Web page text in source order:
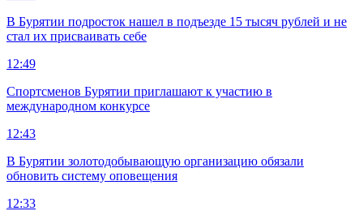
В Бурятии подросток нашел в подъезде 15 тысяч рублей и не
стал их присваивать себе
12:49
Спортсменов Бурятии приглашают к участию в
международном конкурсе
12:43
В Бурятии золотодобывающую организацию обязали
обновить систему оповещения
12:33